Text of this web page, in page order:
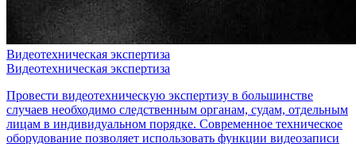
Видеотехническая экспертиза
Видеотехническая экспертиза
Провести видеотехническую экспертизу в большинстве
случаев необходимо следственным органам, судам, отдельным
лицам в индивидуальном порядке. Современное техническое
оборудование позволяет использовать функции видеозаписи